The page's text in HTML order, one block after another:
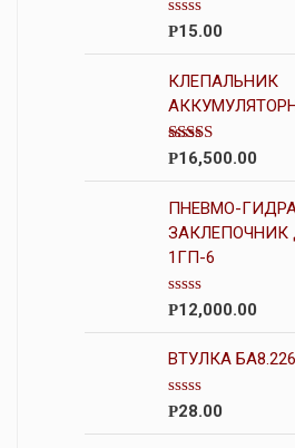
О
н
к
а
0
з
5
Р15.00
КЛЕПАЛЬНИК
Оценка
из
Р16,500.00
ПНЕВМО-
ЗАКЛЕПОЧНИК
1ГП-6
О
н
а
0
Р12,000.00
ВТУЛКА
О
Р28.00